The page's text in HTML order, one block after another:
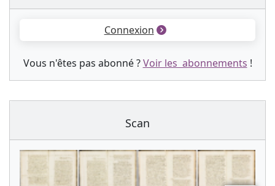
Connexion
Vous n'êtes pas abonné ?Voir les abonnements !
Scan